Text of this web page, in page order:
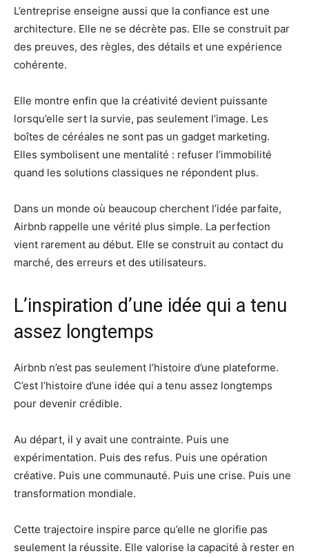
L’entreprise enseigne aussi que la confiance est une
architecture. Elle ne se décrète pas. Elle se construit par
des preuves, des règles, des détails et une expérience
cohérente.
Elle montre enfin que la créativité devient puissante
lorsqu’elle sert la survie, pas seulement l’image. Les
boîtes de céréales ne sont pas un gadget marketing.
Elles symbolisent une mentalité : refuser l’immobilité
quand les solutions classiques ne répondent plus.
Dans un monde où beaucoup cherchent l’idée parfaite,
Airbnb rappelle une vérité plus simple. La perfection
vient rarement au début. Elle se construit au contact du
marché, des erreurs et des utilisateurs.
L’inspiration d’une idée qui a tenu
assez longtemps
Airbnb n’est pas seulement l’histoire d’une plateforme.
C’est l’histoire d’une idée qui a tenu assez longtemps
pour devenir crédible.
Au départ, il y avait une contrainte. Puis une
expérimentation. Puis des refus. Puis une opération
créative. Puis une communauté. Puis une crise. Puis une
transformation mondiale.
Cette trajectoire inspire parce qu’elle ne glorifie pas
seulement la réussite. Elle valorise la capacité à rester en